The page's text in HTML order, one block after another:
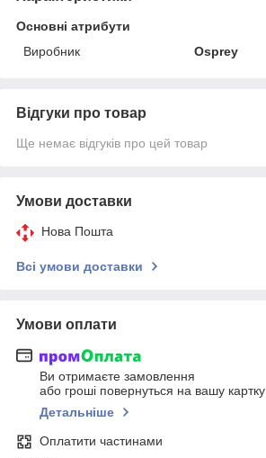
Основні атрибути
Виробник
Osprey
Відгуки про товар
Ще немає відгуків про цей товар
Умови доставки
Нова Пошта
Всі умови доставки
Умови оплати
Ви отримаєте замовлення
або гроші повернуться на вашу картку
Детальніше
Оплатити частинами